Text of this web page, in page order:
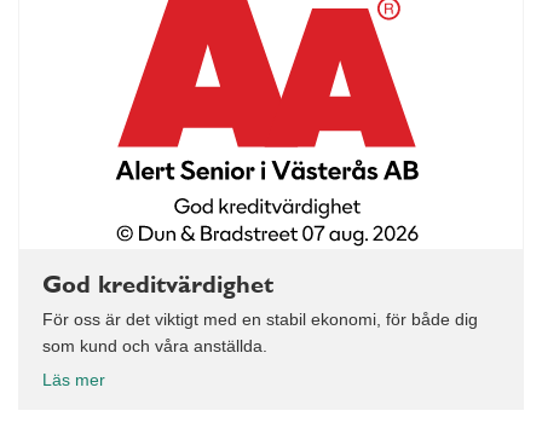
God kreditvärdighet
För oss är det viktigt med en stabil ekonomi, för både dig
som kund och våra anställda.
Läs mer